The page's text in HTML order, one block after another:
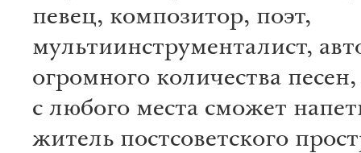
певец, композитор, поэт,
мультиинструменталист,
огромного количества
с любого места сможет
житель постсоветского